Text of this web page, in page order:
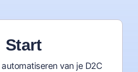
Start
van je D2C